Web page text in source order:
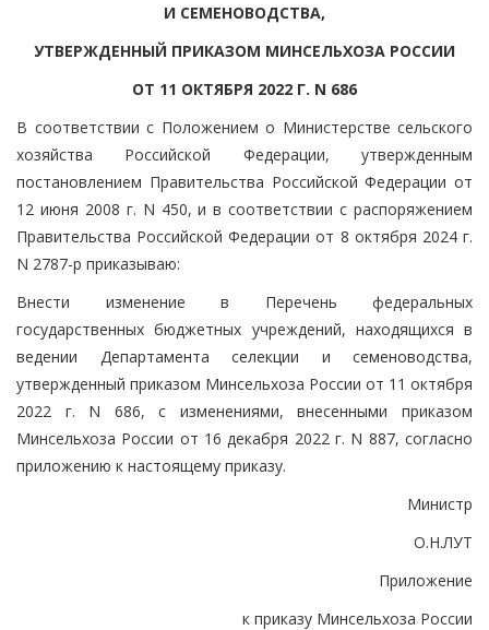
И СЕМЕНОВОДСТВА,
УТВЕРЖДЕННЫЙ ПРИКАЗОМ МИНСЕЛЬХОЗА РОССИИ
ОТ 11 ОКТЯБРЯ 2022 Г. N 686
В соответствии с Положением о Министерстве сельского
хозяйства Российской Федерации, утвержденным
постановлением Правительства Российской Федерации от
12 июня 2008 г. N 450, и в соответствии с распоряжением
Правительства Российской Федерации от 8 октября 2024 г.
N 2787-р приказываю:
Внести изменение в Перечень федеральных
государственных бюджетных учреждений, находящихся в
ведении Департамента селекции и семеноводства,
утвержденный приказом Минсельхоза России от 11 октября
2022 г. N 686, с изменениями, внесенными приказом
Минсельхоза России от 16 декабря 2022 г. N 887, согласно
приложению к настоящему приказу.
Министр
О.Н.ЛУТ
Приложение
к приказу Минсельхоза России